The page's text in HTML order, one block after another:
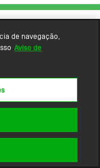
de navegação,
Aviso de